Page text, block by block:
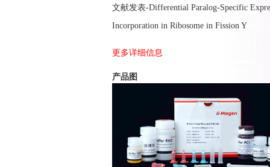
文献发表-Differential Paralog-Specific
Incorporation in Ribosome in Fission Y
更多详细信息
产品图